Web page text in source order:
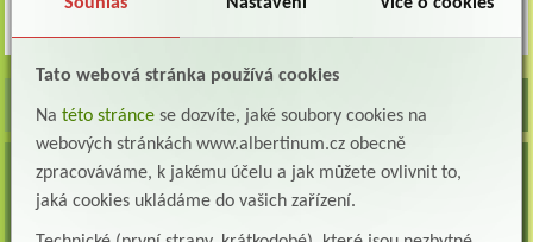
VOLNÁ MÍSTA
Lékař oddělení následné a dlouhodobé péče (LDN)
Albertinum, odborný léčebný ústav, Žamberk přijme do pracovního poměru: Lékaře na
Tato webová stránka používá cookies
Na této stránce se dozvíte, jaké soubory cookies na
webových stránkách www.albertinum.cz obecně
zpracováváme, k jakému účelu a jak můžete ovlivnit to,
jaká cookies ukládáme do vašich zařízení.